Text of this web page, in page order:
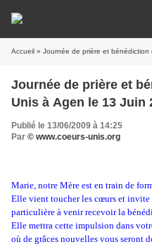
Accueil » Journée de prière et bénédiction
Journée de prière et
Unis à Agen le 13 Juin
Publié le 13/06/2009 à 14:25
Par © www.coeurs-unis.org
Marie, notre Mère est en train de
Elle vient toucher les cœurs et invite
particulière à venir recevoir la
Elle mettra cette impulsion dans
où de grâces nouvelles vous seront